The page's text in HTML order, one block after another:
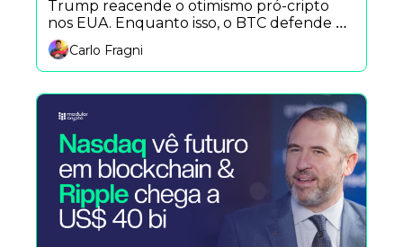
Trump reacende o otimismo pró-cripto
nos EUA. Enquanto isso, o BTC defende o
suporte psicológico e o Brasil ganha
compras de memecoins na Pump.fun via
Pix — o bull pode estar quieto, mas não
morto.
Carlo Fragni